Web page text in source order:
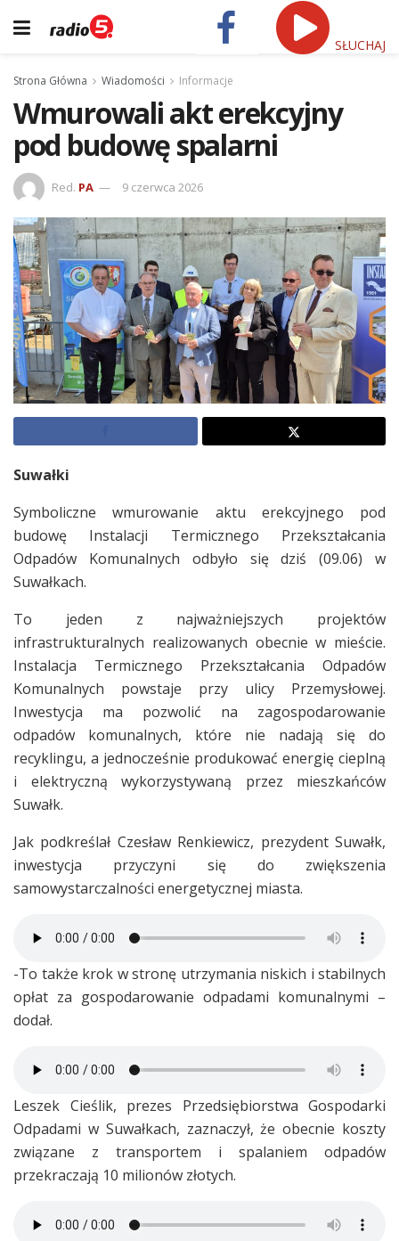
SŁUCHAJ
Strona Główna Wiadomości Informacje
Wmurowali akt erekcyjny
pod budowę spalarni
Red. PA 9 czerwca 2026
Suwałki
Symboliczne wmurowanie aktu erekcyjnego pod
budowę Instalacji Termicznego Przekształcania
Odpadów Komunalnych odbyło się dziś (09.06) w
Suwałkach.
To jeden z najważniejszych projektów
infrastrukturalnych realizowanych obecnie w mieście.
Instalacja Termicznego Przekształcania Odpadów
Komunalnych powstaje przy ulicy Przemysłowej.
Inwestycja ma pozwolić na zagospodarowanie
odpadów komunalnych, które nie nadają się do
recyklingu, a jednocześnie produkować energię cieplną
i elektryczną wykorzystywaną przez mieszkańców
Suwałk.
Jak podkreślał Czesław Renkiewicz, prezydent Suwałk,
inwestycja przyczyni się do zwiększenia
samowystarczalności energetycznej miasta.
-To także krok w stronę utrzymania niskich i stabilnych
opłat za gospodarowanie odpadami komunalnymi –
dodał.
Leszek Cieślik, prezes Przedsiębiorstwa Gospodarki
Odpadami w Suwałkach, zaznaczył, że obecnie koszty
związane z transportem i spalaniem odpadów
przekraczają 10 milionów złotych.